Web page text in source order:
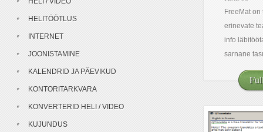
FreeMat
erinevate
info
sarnane
HELITÖÖTLUS
INTERNET
JOONISTAMINE
KALENDRID JA PÄEVIKUD
KONTORITARKVARA
KONVERTERID HELI / VIDEO
KUJUNDUS